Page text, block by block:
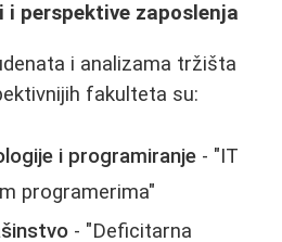
perspektive zaposlenja
i analizama tržišta
fakulteta su:
i programiranje - "IT
programerima"
- "Deficitarna